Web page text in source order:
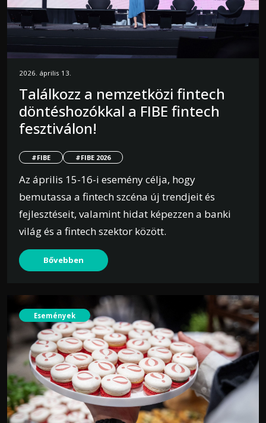
2026. április 13.
Találkozz a nemzetközi fintech
döntéshozókkal a FIBE fintech
fesztiválon!
#FIBE #FIBE 2026
Az április 15-16-i esemény célja, hogy
bemutassa a fintech szcéna új trendjeit és
fejlesztéseit, valamint hidat képezzen a banki
világ és a fintech szektor között.
Bővebben
Események